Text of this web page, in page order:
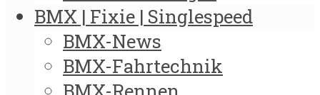
BMX | Fixie | Singlespeed
BMX-News
BMX-Fahrtechnik